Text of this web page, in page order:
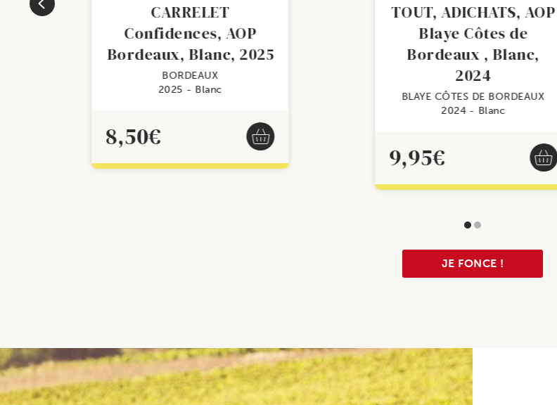
CARRELET
Confidences, AOP
Bordeaux, Blanc, 2025
BORDEAUX
2025
Blanc
8,50€
TOUT, ADICHATS, AOP
Blaye Côtes de
Bordeaux , Blanc,
2024
BLAYE CÔTES DE BORDEAUX
2024
Blanc
9,95€
JE FONCE !